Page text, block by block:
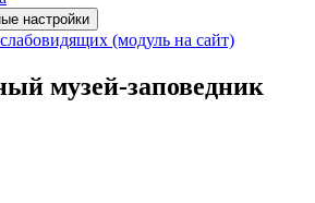
настройки
(модуль на сайт)
музей-заповедник